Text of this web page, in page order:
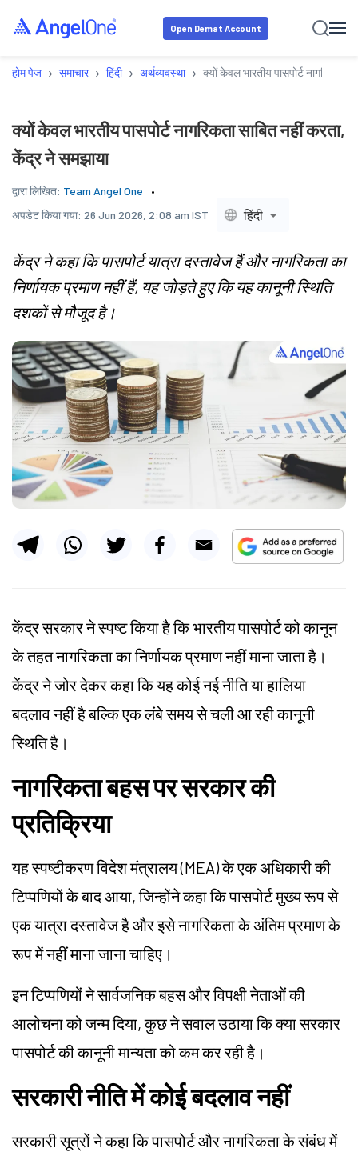
Open Demat Account
होम पेज › समाचार › हिंदी › अर्थव्यवस्था › क्यों केवल भारतीय पासपोर्ट नागरिकता
क्यों केवल भारतीय पासपोर्ट नागरिकता साबित नहीं करता,
केंद्र ने समझाया
द्वारा लिखित: Team Angel One
अपडेट किया गया: 26 Jun 2026, 2:08 am IST हिंदी
केंद्र ने कहा कि पासपोर्ट यात्रा दस्तावेज हैं और नागरिकता का
निर्णायक प्रमाण नहीं हैं, यह जोड़ते हुए कि यह कानूनी स्थिति
दशकों से मौजूद है।
केंद्र सरकार ने स्पष्ट किया है कि भारतीय पासपोर्ट को कानून
के तहत नागरिकता का निर्णायक प्रमाण नहीं माना जाता है।
केंद्र ने जोर देकर कहा कि यह कोई नई नीति या हालिया
बदलाव नहीं है बल्कि एक लंबे समय से चली आ रही कानूनी
स्थिति है।
नागरिकता बहस पर सरकार की
प्रतिक्रिया
यह स्पष्टीकरण विदेश मंत्रालय (MEA) के एक अधिकारी की
टिप्पणियों के बाद आया, जिन्होंने कहा कि पासपोर्ट मुख्य रूप से
एक यात्रा दस्तावेज है और इसे नागरिकता के अंतिम प्रमाण के
रूप में नहीं माना जाना चाहिए।
इन टिप्पणियों ने सार्वजनिक बहस और विपक्षी नेताओं की
आलोचना को जन्म दिया, कुछ ने सवाल उठाया कि क्या सरकार
पासपोर्ट की कानूनी मान्यता को कम कर रही है।
सरकारी नीति में कोई बदलाव नहीं
सरकारी सूत्रों ने कहा कि पासपोर्ट और नागरिकता के संबंध में